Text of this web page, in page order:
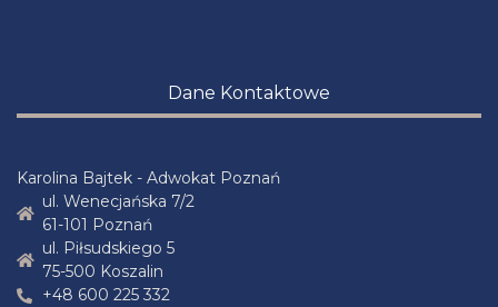
Dane Kontaktowe
Karolina Bajtek - Adwokat Poznań
ul. Wenecjańska 7/2
61-101 Poznań
ul. Piłsudskiego 5
75-500 Koszalin
+48 600 225 332